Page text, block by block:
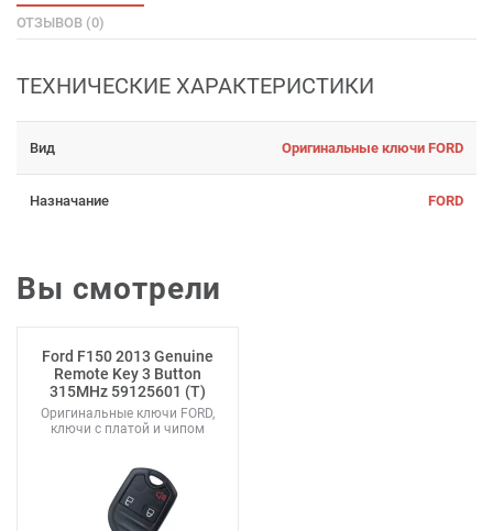
ОТЗЫВОВ (0)
ТЕХНИЧЕСКИЕ ХАРАКТЕРИСТИКИ
Вид Оригинальные ключи FORD
Назначание FORD
Вы смотрели
Ford F150 2013 Genuine
Remote Key 3 Button
315MHz 59125601 (T)
Оригинальные ключи FORD,
ключи с платой и чипом